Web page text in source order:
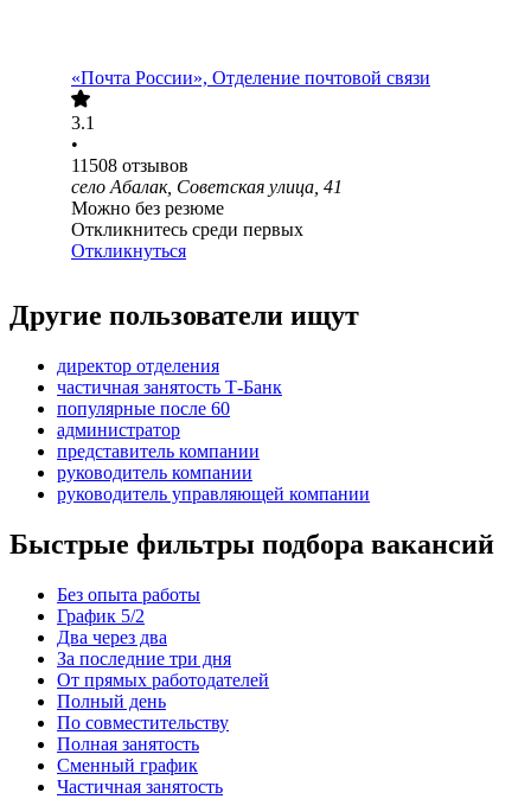
«Почта России», Отделение почтовой связи
3.1
•
11508 отзывов
село Абалак, Советская улица, 41
Можно без резюме
Откликнитесь среди первых
Откликнуться
Другие пользователи ищут
директор отделения
частичная занятость Т-Банк
популярные после 60
администратор
представитель компании
руководитель компании
руководитель управляющей компании
Быстрые фильтры подбора вакансий
Без опыта работы
График 5/2
Два через два
За последние три дня
От прямых работодателей
Полный день
По совместительству
Полная занятость
Сменный график
Частичная занятость